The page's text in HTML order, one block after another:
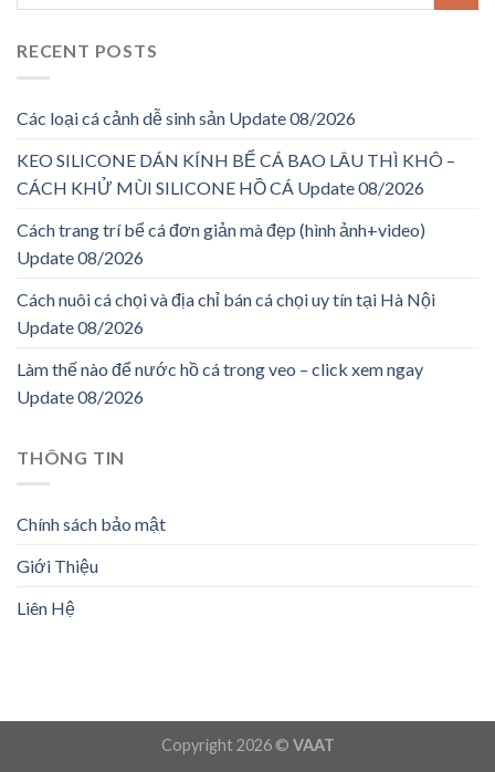
RECENT POSTS
Các loại cá cảnh dễ sinh sản Update 08/2026
KEO SILICONE DÁN KÍNH BỂ CÁ BAO LÂU THÌ KHÔ –
CÁCH KHỬ MÙI SILICONE HỒ CÁ Update 08/2026
Cách trang trí bể cá đơn giản mà đẹp (hình ảnh+video)
Update 08/2026
Cách nuôi cá chọi và địa chỉ bán cá chọi uy tín tại Hà Nội
Update 08/2026
Làm thế nào để nước hồ cá trong veo – click xem ngay
Update 08/2026
THÔNG TIN
Chính sách bảo mật
Giới Thiệu
Liên Hệ
Copyright 2026 © VAAT